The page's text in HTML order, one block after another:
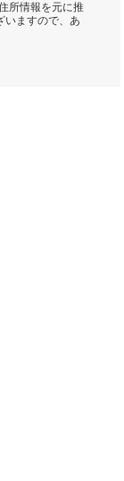
所情報を元に推
いますので、あ